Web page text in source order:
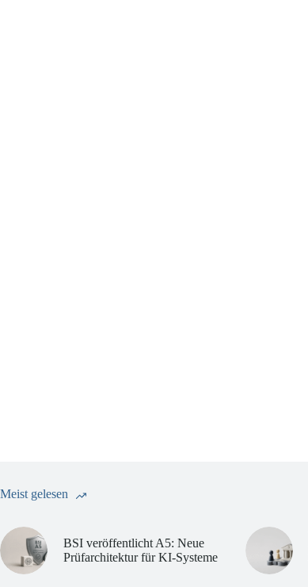
Meist gelesen
BSI veröffentlicht A5: Neue
Prüfarchitektur für KI-Systeme